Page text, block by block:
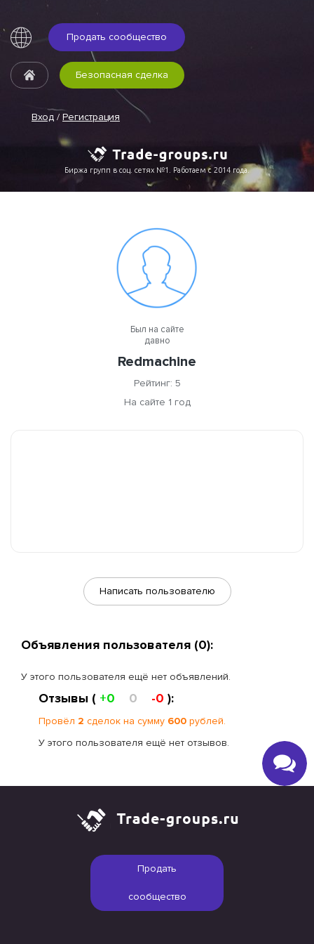
Продать сообщество
Вход / Регистрация
Безопасная сделка
Биржа групп в соц. сетях №1. Работаем с 2014 года.
Был на сайте
давно
Redmachine
Рейтинг: 5
На сайте 1 год
Написать пользователю
Объявления пользователя (0):
У этого пользователя ещё нет объявлений.
Отзывы ( +0 0 -0 ):
Провёл 2 сделок на сумму 600 рублей.
У этого пользователя ещё нет отзывов.
Продать
сообщество